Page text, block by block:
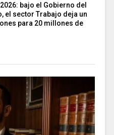
bajo el Gobierno del
el sector Trabajo deja un
para 20 millones de